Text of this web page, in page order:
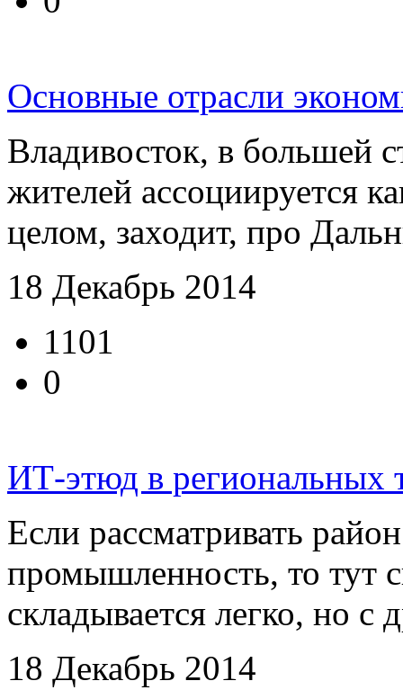
Основные отрасли
Владивосток, в большей
жителей ассоциируется
целом, заходит, про
18 Декабрь 2014
1101
0
ИТ-этюд в региональных
Если рассматривать
промышленность, то тут
складывается легко, но с
18 Декабрь 2014